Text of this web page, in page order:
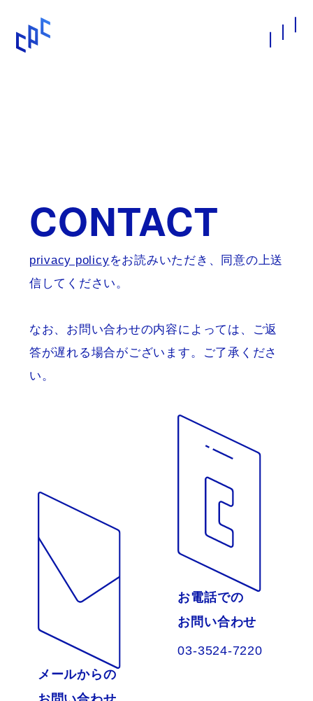
CONTACT
privacy policyをお読みいただき、同意の上送
信してください。
なお、お問い合わせの内容によっては、ご返
答が遅れる場合がございます。ご了承くださ
い。
メールからの
お電話での
お問い合わせ
03-3524-7220